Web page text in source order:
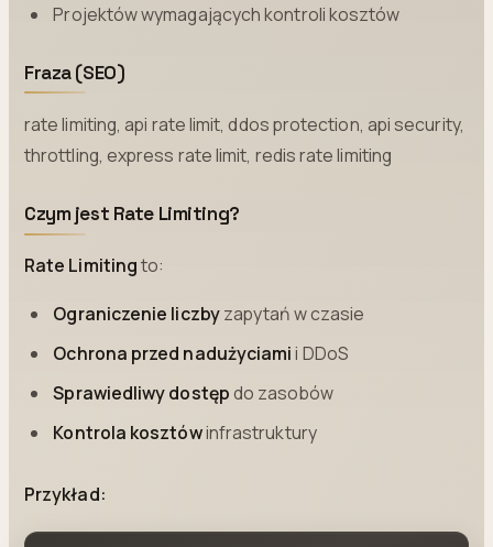
Projektów wymagających kontroli kosztów
Fraza (SEO)
rate limiting, api rate limit, ddos protection, api security,
throttling, express rate limit, redis rate limiting
Czym jest Rate Limiting?
Rate Limitingto:
Ograniczenie liczbyzapytań w czasie
Ochrona przed nadużyciamii DDoS
Sprawiedliwy dostępdo zasobów
Kontrola kosztówinfrastruktury
Przykład: